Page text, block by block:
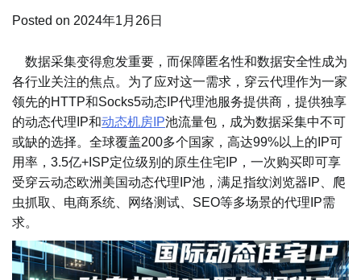
Posted on 2024年1月26日
数据采集变得愈发重要，而保障匿名性和数据安全性成为
各行业关注的焦点。为了应对这一需求，穿云代理作为一家
领先的HTTP和Socks5动态IP代理池服务提供商，提供独享
的动态代理IP和动态机房IP池流量包，成为数据采集中不可
或缺的选择。全球覆盖200多个国家，高达99%以上的IP可
用率，3.5亿+ISP定位级别的原生住宅IP，一次购买即可享
受穿云动态欧洲美国动态代理IP池，满足指纹浏览器IP、爬
虫抓取、电商系统、网络测试、SEO等多场景的代理IP需
求。